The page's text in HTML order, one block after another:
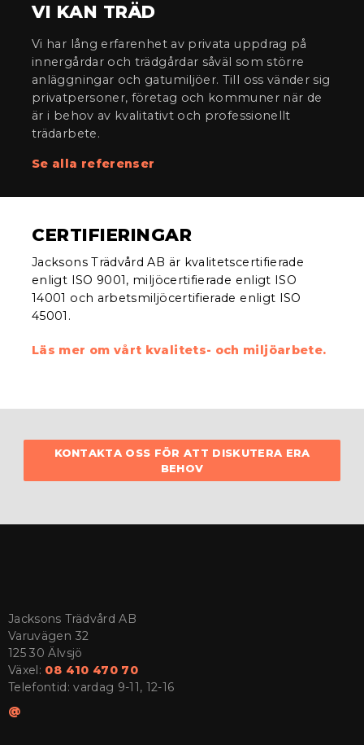
VI KAN TRÄD
Vi har lång erfarenhet av privata uppdrag på
innergårdar och trädgårdar såväl som större
anläggningar och gatumiljöer. Till oss vänder sig
privatpersoner, företag och kommuner när de
är i behov av kvalitativt och professionellt
trädarbete.
Se alla referenser
CERTIFIERINGAR
Jacksons Trädvård AB är kvalitetscertifierade
enligt ISO 9001, miljöcertifierade enligt ISO
14001 och arbetsmiljöcertifierade enligt ISO
45001.
Läs mer om vårt kvalitets- och miljöarbete.
KONTAKTA OSS FÖR ATT DISKUTERA ERA
BEHOV
Jacksons Trädvård AB
Varuvägen 32
125 30 Älvsjö
Växel: 08 410 470 70
Telefontid: vardag 9-11, 12-16
@